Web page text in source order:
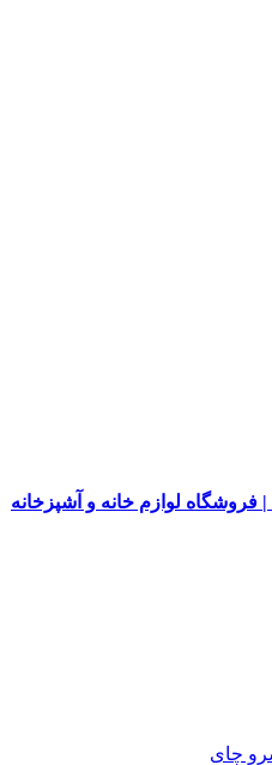
| فروشگاه لوازم خانه و آشپزخانه
چای